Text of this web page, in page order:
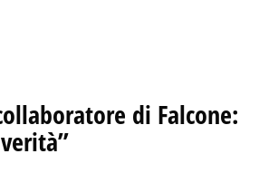
di Falcone: